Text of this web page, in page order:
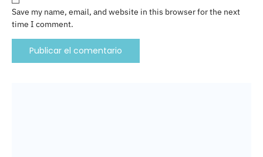
Save my name, email, and website in this browser for the next
time I comment.